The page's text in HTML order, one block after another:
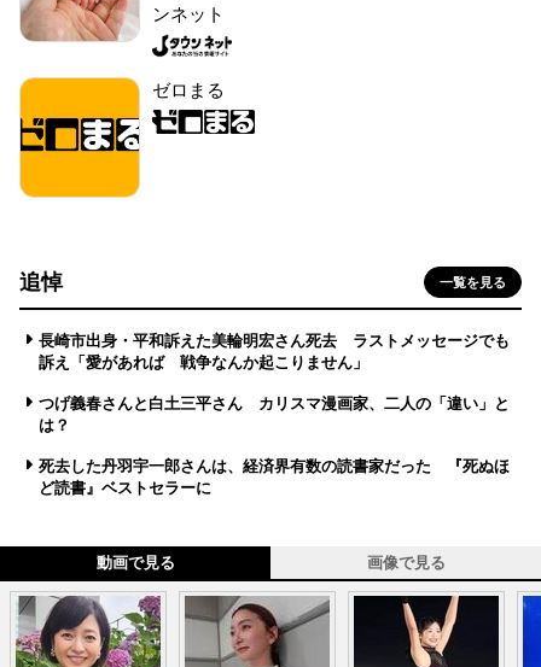
ンネット
ゼロまる
追悼 一覧を見る
長崎市出身・平和訴えた美輪明宏さん死去 ラストメッセージでも
訴え「愛があれば 戦争なんか起こりません」
つげ義春さんと白土三平さん カリスマ漫画家、二人の「違い」と
は？
死去した丹羽宇一郎さんは、経済界有数の読書家だった 『死ぬほ
ど読書』ベストセラーに
動画で見る 画像で見る